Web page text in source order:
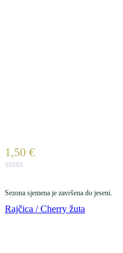
1,50 €
Sezona sjemena je završena do jeseni.
Rajčica / Cherry žuta